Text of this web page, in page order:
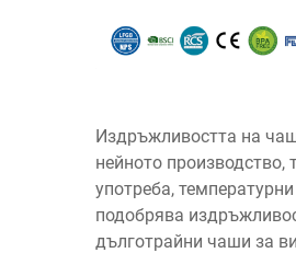
Издръжливостта на
нейното
употреба,
подобрява
дълготрайни чаши за